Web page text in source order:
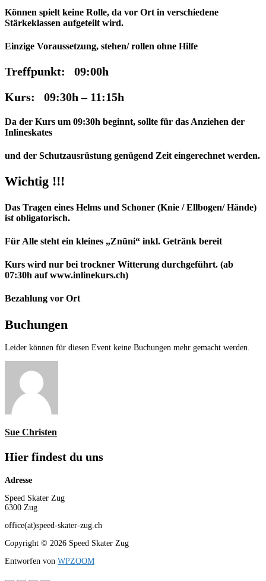
Können spielt keine Rolle, da vor Ort in verschiedene
Stärkeklassen aufgeteilt wird.
Einzige Voraussetzung, stehen/ rollen ohne Hilfe
Treffpunkt: 09:00h
Kurs: 09:30h – 11:15h
Da der Kurs um 09:30h beginnt, sollte für das Anziehen der
Inlineskates
und der Schutzausrüstung genügend Zeit eingerechnet werden.
Wichtig !!!
Das Tragen eines Helms und Schoner (Knie / Ellbogen/ Hände)
ist obligatorisch.
Für Alle steht ein kleines „Znüni“ inkl. Getränk bereit
Kurs wird nur bei trockner Witterung durchgeführt. (ab
07:30h auf www.inlinekurs.ch)
Bezahlung vor Ort
Buchungen
Leider können für diesen Event keine Buchungen mehr gemacht werden.
Sue Christen
Hier findest du uns
Adresse
Speed Skater Zug
6300 Zug
office(at)speed-skater-zug.ch
Copyright © 2026 Speed Skater Zug
Entworfen von WPZOOM